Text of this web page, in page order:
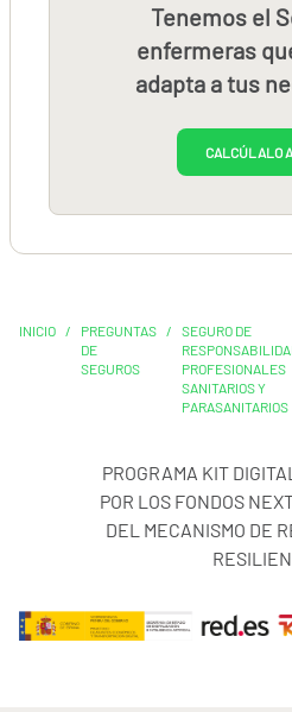
Tenemos el
enfermeras
adapta a tus
CALCÚLALO
INICIO /
PREGUNTAS
DE
SEGUROS
/
SEGURO DE
PROFESIONALES
SANITARIOS Y
PARASANITARIOS
PROGRAMA KIT
POR LOS FONDOS
DEL MECANISMO DE